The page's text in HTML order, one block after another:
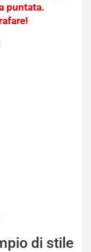
puntata.
di stile